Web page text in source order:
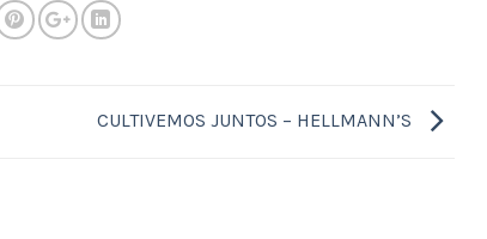
CULTIVEMOS JUNTOS – HELLMANN’S